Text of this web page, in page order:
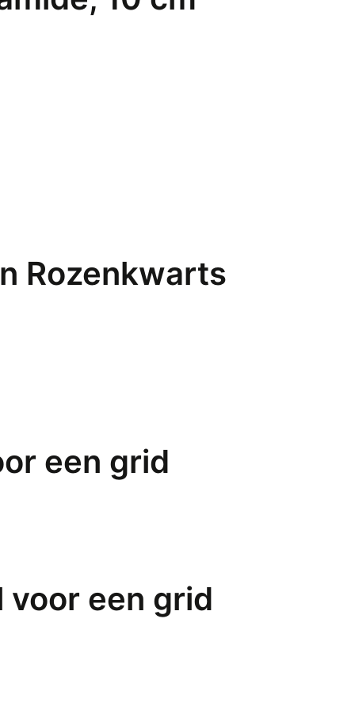
Rozenkwarts
een grid
een grid